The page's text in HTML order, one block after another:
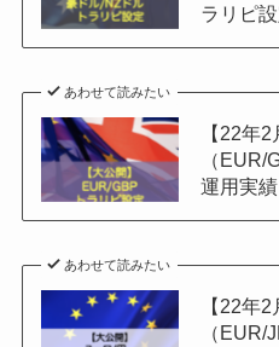
12月13日
12月27日
ラリピ
あわせて読みたい
【22年
（EUR/
運用実績
あわせて読みたい
【22年
（